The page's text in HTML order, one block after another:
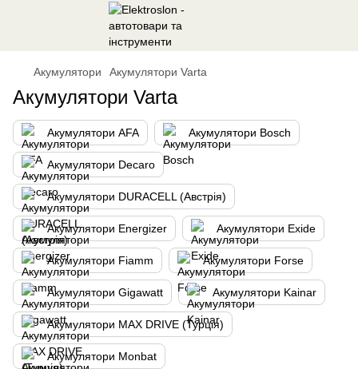
Акумулятори Акумулятори Varta
Акумулятори Varta
Акумулятори AFA Акумулятори Bosch
Акумулятори Decaro
Акумулятори DURACELL (Австрія)
Акумулятори Energizer Акумулятори Exide
Акумулятори Fiamm Акумулятори Forse
Акумулятори Gigawatt Акумулятори Kainar
Акумулятори MAX DRIVE (Турція)
Акумулятори Monbat